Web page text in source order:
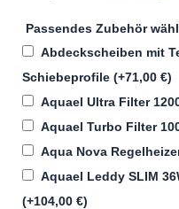
Passendes Zubehör
Abdeckscheiben mit
Schiebeprofile (+71,00 €)
Aquael Ultra Filter
Aquael Turbo Filter
Aqua Nova
Aquael Leddy SLIM
(+104,00 €)